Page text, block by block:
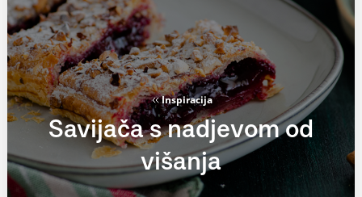
Inspiracija
Savijača s nadjevom od
višanja